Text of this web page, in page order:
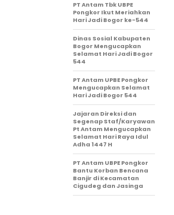
PT Antam Tbk UBPE
Pongkor Ikut Meriahkan
Hari Jadi Bogor ke-544
Dinas Sosial Kabupaten
Bogor Mengucapkan
Selamat Hari Jadi Bogor
544
PT Antam UPBE Pongkor
Mengucapkan Selamat
Hari Jadi Bogor 544
Jajaran Direksi dan
Segenap Staf/Karyawan
Pt Antam Mengucapkan
Selamat Hari Raya Idul
Adha 1447 H
PT Antam UBPE Pongkor
Bantu Korban Bencana
Banjir di Kecamatan
Cigudeg dan Jasinga